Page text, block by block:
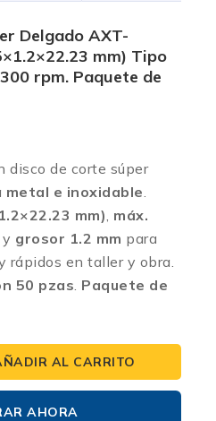
Delgado AXT-
mm) Tipo
rpm. Paquete de
disco de corte súper
metal e inoxidable.
mm), máx.
y grosor 1.2 mm para
rápidos en taller y obra.
50 pzas. Paquete de
AL CARRITO
AHORA